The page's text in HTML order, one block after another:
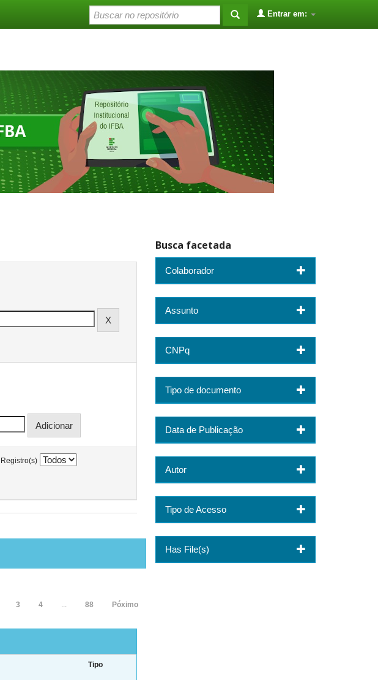
Entrar em:
Registro(s)
3 4 ... 88 Póximo
Tipo
Busca facetada
Colaborador
Assunto
CNPq
Tipo de documento
Data de Publicação
Autor
Tipo de Acesso
Has File(s)